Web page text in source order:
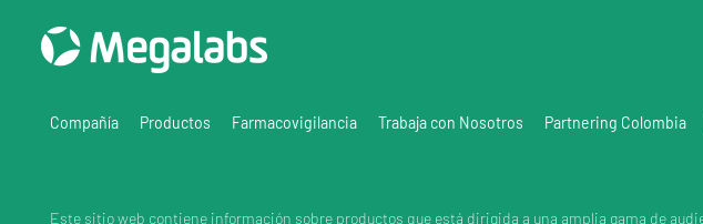
Compañía Productos Farmacovigilancia Trabaja con Nosotros Partnering Colombia
Este sitio web contiene información sobre productos que está dirigida a una amplia gama de